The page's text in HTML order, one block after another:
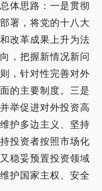
体思路：一是贯彻
署，将党的十八大
改革成果上升为法
，把握新情况新问
，针对性完善对外
的主要制度。三是
举促进对外投资高
护多边主义、坚持
投资者按照市场化
稳妥预置投资领域
护国家主权、安全